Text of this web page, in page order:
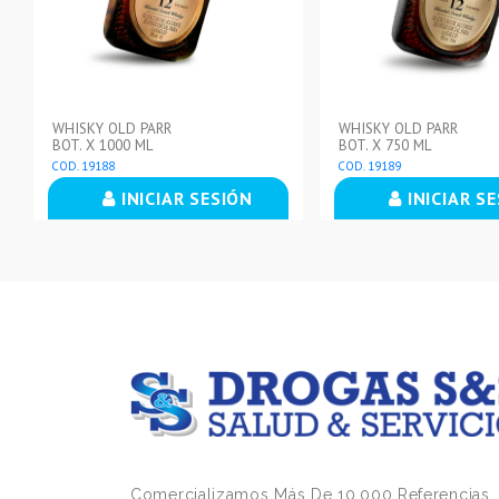
WHISKY OLD PARR
BOT. X 1000 ML
COD. 19188
INICIAR SESIÓN
WHISKY OLD PARR
BOT. X 750 ML
COD. 19189
INICIAR
Comercializamos Más De 10.000 Referencias,